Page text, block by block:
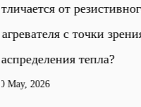
погружного
промышленных